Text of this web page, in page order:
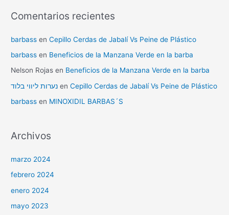
Comentarios recientes
barbass enCepillo Cerdas de Jabalí Vs Peine de Plástico
barbass en Beneficios de la Manzana Verde en la barba
Nelson Rojas en Beneficios de la Manzana Verde en la barba
נערות ליווי בלוד enCepillo Cerdas de Jabalí Vs Peine de Plástico
barbass en MINOXIDIL BARBAS´S
Archivos
marzo 2024
febrero 2024
enero 2024
mayo 2023